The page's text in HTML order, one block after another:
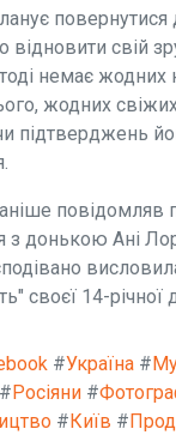
повернутися
відновити свій
немає жодних
жодних
підтверджень
повідомляв
з донькою Ані
своєї 14-річної
#Україна #
# Росіяни #
# Київ #